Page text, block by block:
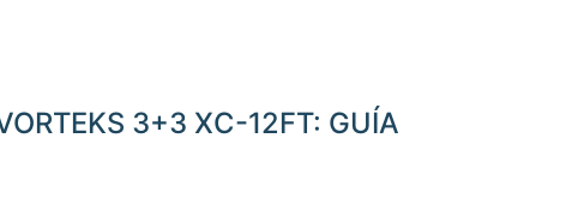
3+3 XC-12FT: GUÍA